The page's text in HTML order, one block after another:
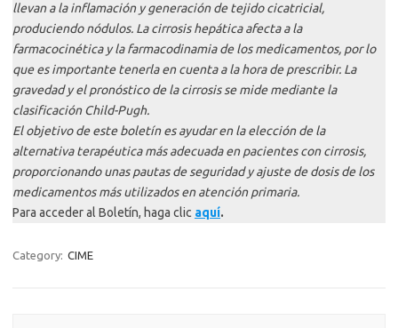
llevan a la inflamación y generación de tejido cicatricial,
produciendo nódulos. La cirrosis hepática afecta a la
farmacocinética y la farmacodinamia de los medicamentos, por lo
que es importante tenerla en cuenta a la hora de prescribir. La
gravedad y el pronóstico de la cirrosis se mide mediante la
clasificación Child-Pugh.
El objetivo de este boletín es ayudar en la elección de la
alternativa terapéutica más adecuada en pacientes con cirrosis,
proporcionando unas pautas de seguridad y ajuste de dosis de los
medicamentos más utilizados en atención primaria.
Para acceder al Boletín, haga clic aquí.
Category: CIME